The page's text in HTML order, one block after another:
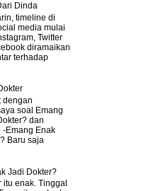
Dinda
timeline di
media mulai
Twitter
diramaikan
terhadap
dengan
soal Emang
dan
-Emang Enak
Baru saja
Jadi Dokter?
itu enak. Tinggal